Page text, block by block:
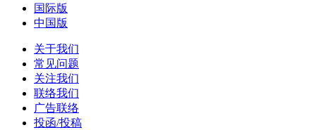
国际版
中国版
关于我们
常见问题
关注我们
联络我们
广告联络
投函/投稿